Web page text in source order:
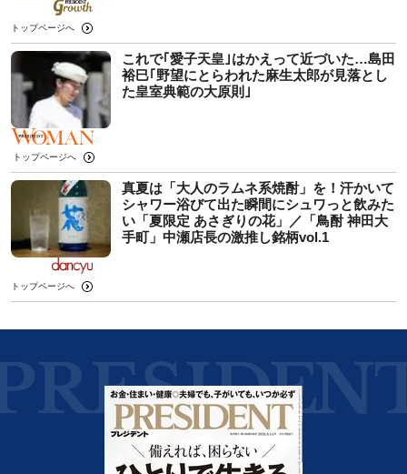
トップページへ
これで｢愛子天皇｣はかえって近づいた…島田
裕巳｢野望にとらわれた麻生太郎が見落とし
た皇室典範の大原則｣
トップページへ
真夏は「大人のラムネ系焼酎」を！汗かいて
シャワー浴びて出た瞬間にシュワっと飲みた
い「夏限定 あさぎりの花」／「鳥酎 神田大
手町」中瀬店長の激推し銘柄vol.1
トップページへ